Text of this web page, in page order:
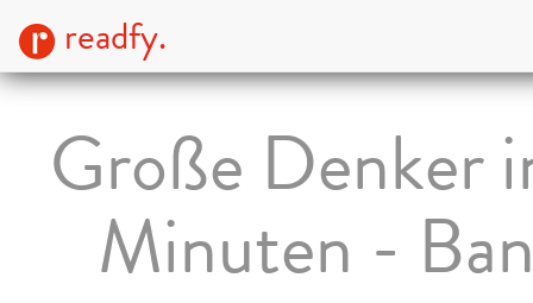
readfy.
Große Denker
Minuten -